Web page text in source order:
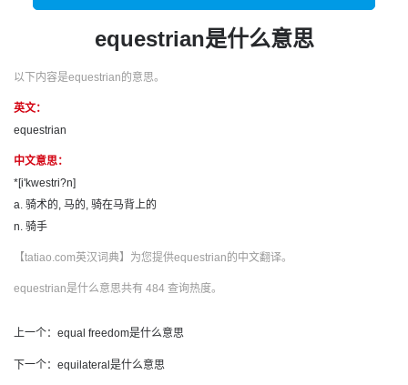
equestrian是什么意思
以下内容是equestrian的意思。
英文：
equestrian
中文意思：
*[i'kwestri?n]
a. 骑术的, 马的, 骑在马背上的
n. 骑手
【tatiao.com英汉词典】为您提供equestrian的中文翻译。
equestrian是什么意思共有 484 查询热度。
上一个： equal freedom是什么意思
下一个： equilateral是什么意思